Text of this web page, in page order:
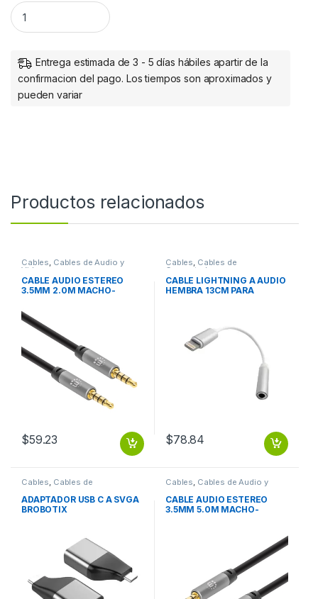
Intellinet Probador de Cables de Red, RJ-11/RJ-45, 4 LEDs
Entrega estimada de 3 - 5 días hábiles apartir de la
confirmacion del pago. Los tiempos son aproximados y
pueden variar
Productos relacionados
Cables, Cables de Audio y
Video
CABLE AUDIO ESTEREO
3.5MM 2.0M MACHO-
$59.23
Cables, Cables de
Computadora
CABLE LIGHTNING A AUDIO
HEMBRA 13CM PARA
$78.84
Cables, Cables de
ADAPTADOR USB C A SVGA
BROBOTIX
Cables, Cables de Audio y
CABLE AUDIO ESTEREO
3.5MM 5.0M MACHO-